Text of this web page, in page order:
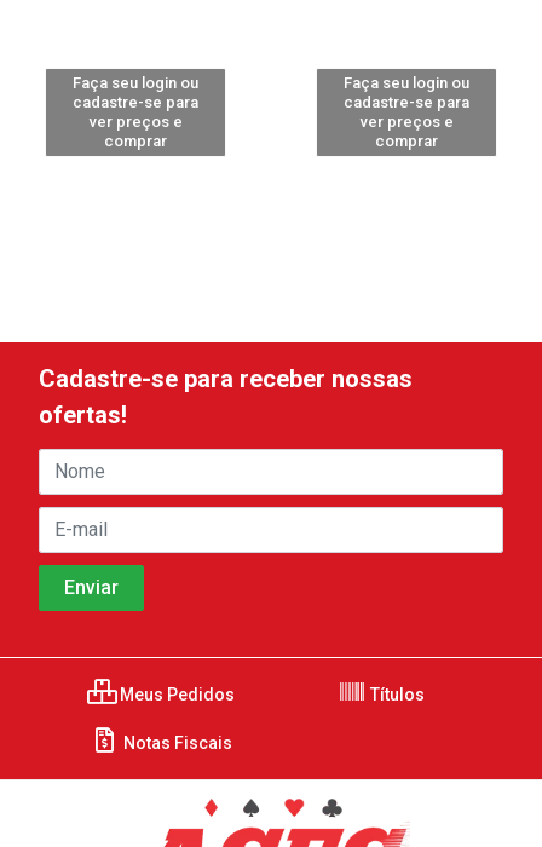
Faça seu login ou
cadastre-se para
ver preços e
comprar
Faça seu login ou
cadastre-se para
ver preços e
comprar
Cadastre-se para receber nossas
ofertas!
Meus Pedidos Títulos
Notas Fiscais